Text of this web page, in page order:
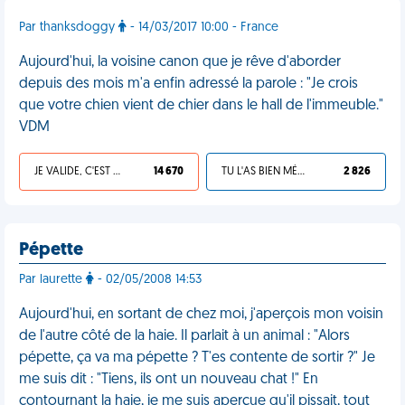
Par thanksdoggy - 14/03/2017 10:00 - France
Aujourd'hui, la voisine canon que je rêve d'aborder
depuis des mois m'a enfin adressé la parole : "Je crois
que votre chien vient de chier dans le hall de l'immeuble."
VDM
JE VALIDE, C'EST UNE VDM 14 670 TU L'AS BIEN MÉRITÉ 2 826
Pépette
Par laurette - 02/05/2008 14:53
Aujourd'hui, en sortant de chez moi, j'aperçois mon voisin
de l'autre côté de la haie. Il parlait à un animal : "Alors
pépette, ça va ma pépette ? T'es contente de sortir ?" Je
me suis dit : "Tiens, ils ont un nouveau chat !" En
contournant la haie, je me suis aperçue qu'il pissait, tout